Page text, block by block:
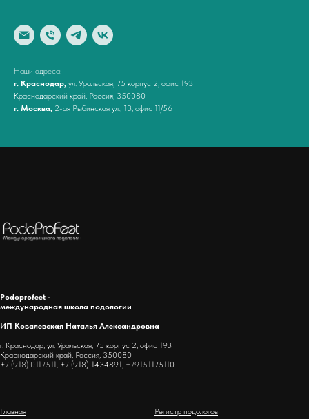
Наши адреса:
г. Краснодар, ул. Уральская, 75 корпус 2, офис 193
Краснодарский край, Россия, 350080
г. Москва, 2-ая Рыбинская ул., 13, офис 11/56
Podoprofeet -
международная школа подологии
ИП Ковалевская Наталья Александровна
г. Краснодар, ул. Уральская, 75 корпус 2, офис 193
Краснодарский край, Россия, 350080
+7 (918) 0117511, +7 (918) 1434891, +79151175110
Главная Регистр подологов